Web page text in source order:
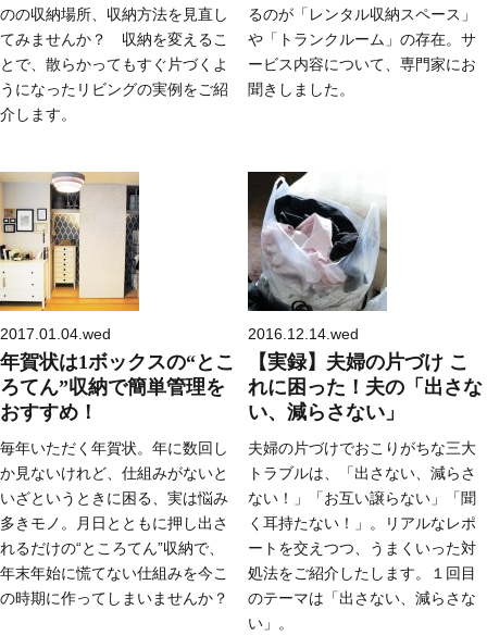
のの収納場所、収納方法を見直し
てみませんか？ 収納を変えるこ
とで、散らかってもすぐ片づくよ
うになったリビングの実例をご紹
介します。
るのが「レンタル収納スペース」
や「トランクルーム」の存在。サ
ービス内容について、専門家にお
聞きしました。
2017.01.04.wed
年賀状は1ボックスの“とこ
ろてん”収納で簡単管理を
おすすめ！
毎年いただく年賀状。年に数回し
か見ないけれど、仕組みがないと
いざというときに困る、実は悩み
多きモノ。月日とともに押し出さ
れるだけの“ところてん”収納で、
年末年始に慌てない仕組みを今こ
の時期に作ってしまいませんか？
2016.12.14.wed
【実録】夫婦の片づけ こ
れに困った！夫の「出さな
い、減らさない」
夫婦の片づけでおこりがちな三大
トラブルは、「出さない、減らさ
ない！」「お互い譲らない」「聞
く耳持たない！」。リアルなレポ
ートを交えつつ、うまくいった対
処法をご紹介したします。１回目
のテーマは「出さない、減らさな
い」。